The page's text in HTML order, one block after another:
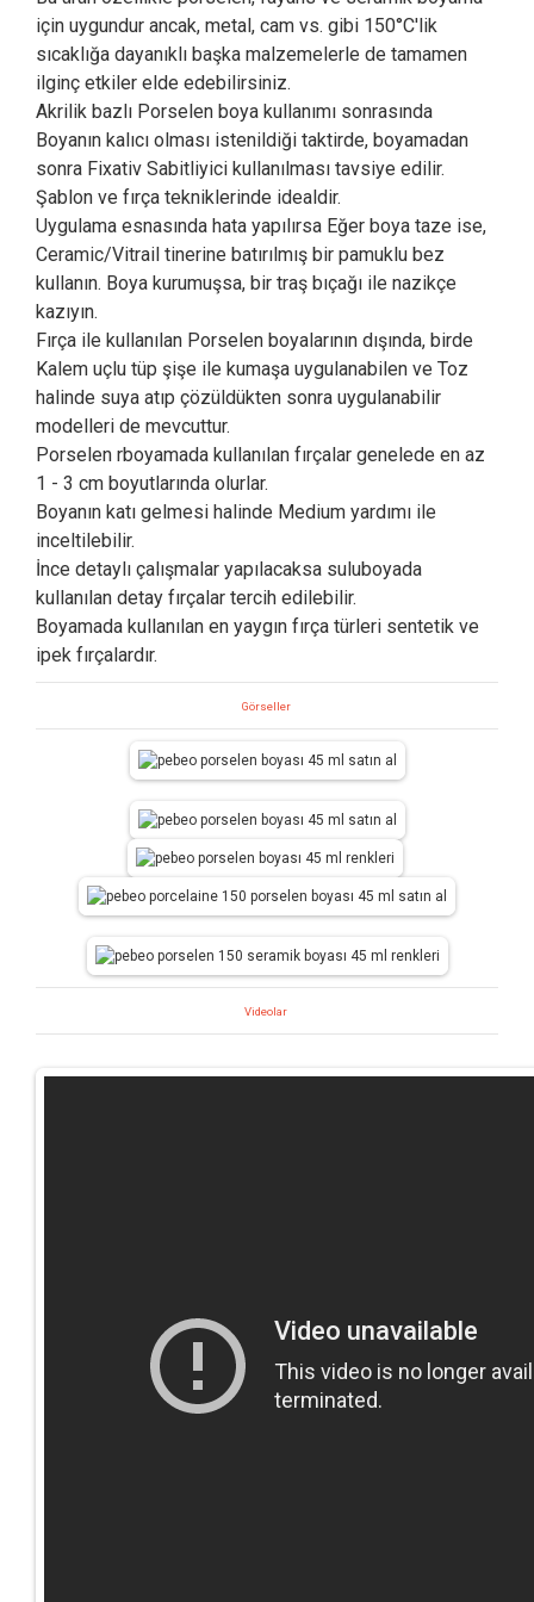
için uygundur ancak, metal, cam vs. gibi 150°C'lik
sıcaklığa dayanıklı başka malzemelerle de tamamen
ilginç etkiler elde edebilirsiniz.
Akrilik bazlı Porselen boya kullanımı sonrasında
Boyanın kalıcı olması istenildiği taktirde, boyamadan
sonra Fixativ Sabitliyici kullanılması tavsiye edilir.
Şablon ve fırça tekniklerinde idealdir.
Uygulama esnasında hata yapılırsa Eğer boya taze ise,
Ceramic/Vitrail tinerine batırılmış bir pamuklu bez
kullanın. Boya kurumuşsa, bir traş bıçağı ile nazikçe
kazıyın.
Fırça ile kullanılan Porselen boyalarının dışında, birde
Kalem uçlu tüp şişe ile kumaşa uygulanabilen ve Toz
halinde suya atıp çözüldükten sonra uygulanabilir
modelleri de mevcuttur.
Porselen rboyamada kullanılan fırçalar genelede en az
1 - 3 cm boyutlarında olurlar.
Boyanın katı gelmesi halinde Medium yardımı ile
inceltilebilir.
İnce detaylı çalışmalar yapılacaksa suluboyada
kullanılan detay fırçalar tercih edilebilir.
Boyamada kullanılan en yaygın fırça türleri sentetik ve
ipek fırçalardır.
Görseller
Videolar